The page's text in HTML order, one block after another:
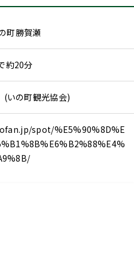
町勝賀瀬
約20分
の町観光協会)
spot/%E5%90%8D%E